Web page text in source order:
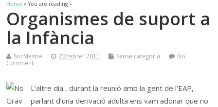
Home » You are reading »
Organismes de suport a
la Infància
SocMestre 20 febrer 2011 Sense categoria
No
Comment
L’altre dia , durant la reunió amb la gent de l’EAP,
parlant d’una derivació adulta ens vam adonar que no